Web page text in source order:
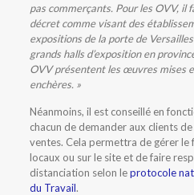
pas commerçants. Pour les OVV,
décret comme visant des
expositions de la porte de
grands halls d’exposition en
OVV présentent les œuvres mises
enchères. »
Néanmoins, il est conseillé en
chacun de demander aux clients
ventes. Cela permettra de gérer le
locaux ou sur le site et de faire
distanciation selon leprotocole
du Travail.